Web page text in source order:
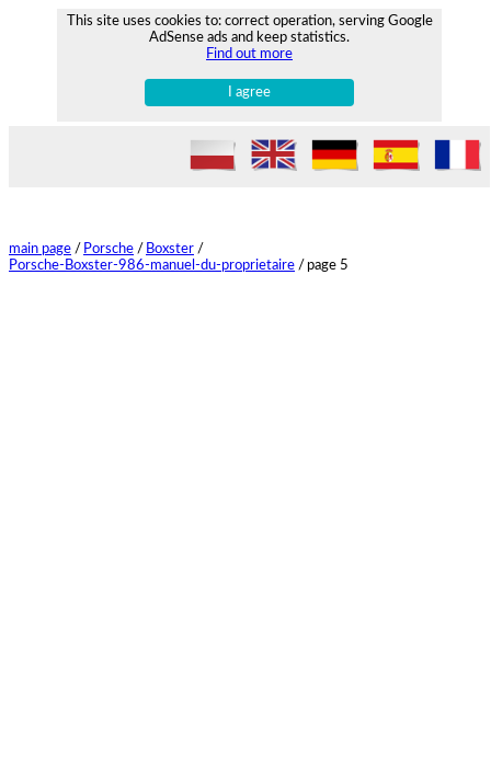
This site uses cookies to: correct operation, serving Google
AdSense ads and keep statistics.
Find out more
I agree
main page / Porsche / Boxster /
Porsche-Boxster-986-manuel-du-proprietaire / page 5